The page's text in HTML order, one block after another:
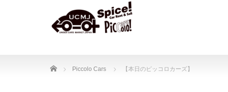
Home Piccolo Cars 【本日のピッコロカーズ】